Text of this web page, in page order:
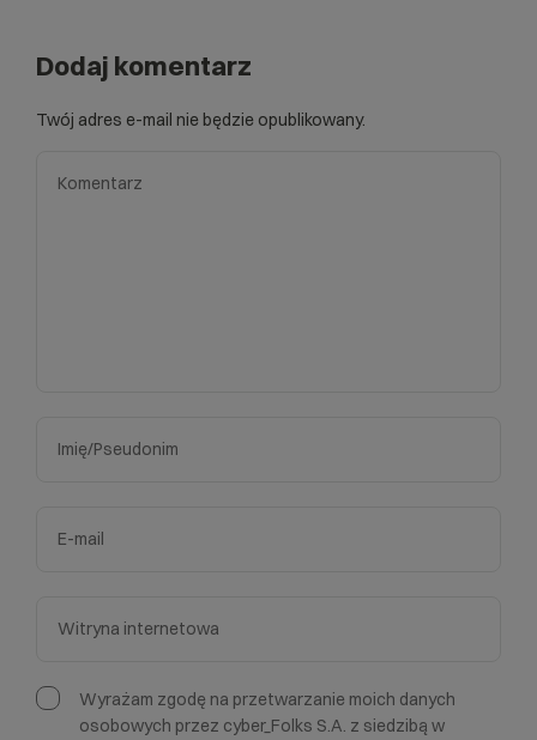
Dodaj komentarz
Twój adres e-mail nie będzie opublikowany.
Wyrażam zgodę na przetwarzanie moich danych
osobowych przez cyber_Folks S.A. z siedzibą w